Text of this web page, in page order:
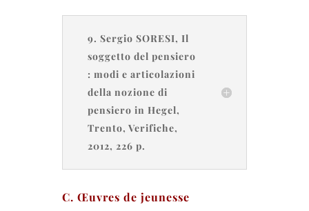
9. Sergio SORESI, Il
soggetto del pensiero
: modi e articolazioni
della nozione di
pensiero in Hegel,
Trento, Verifiche,
2012, 226 p.
C. Œuvres de jeunesse